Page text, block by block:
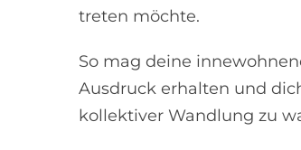
treten möchte.
So mag deine
Ausdruck erhalten und
kollektiver Wandlung zu